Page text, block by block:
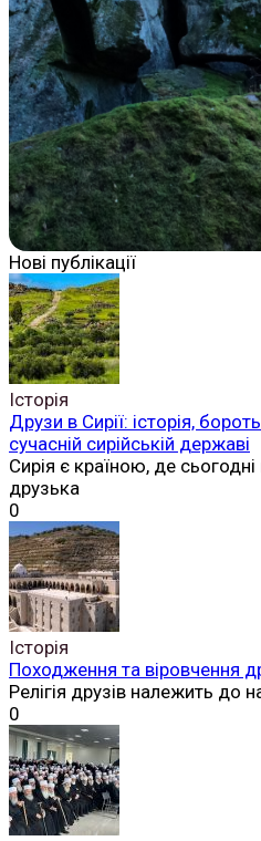
Нові публікації
Історія
Друзи в Сирії: історія,
сучасній сирійській державі
Сирія є країною, де
друзька
0
Історія
Походження та віровчення
Релігія друзів належить до
0